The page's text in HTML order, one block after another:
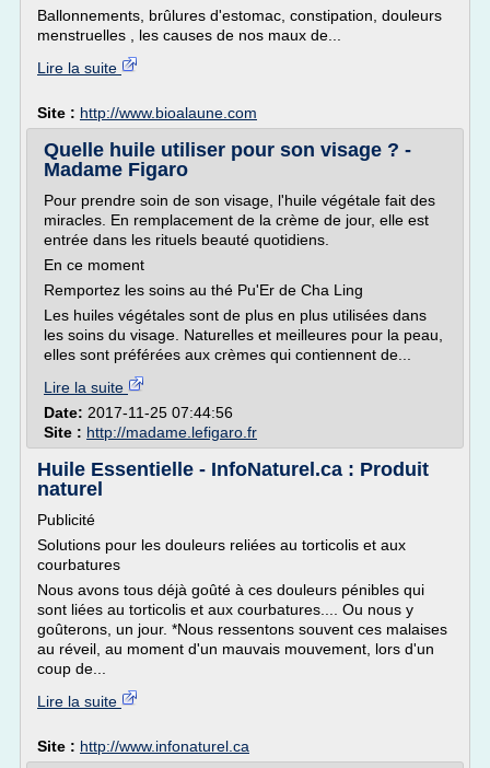
Ballonnements, brûlures d'estomac, constipation, douleurs
menstruelles , les causes de nos maux de...
Lire la suite
Site : http://www.bioalaune.com
Quelle huile utiliser pour son visage ? -
Madame Figaro
Pour prendre soin de son visage, l'huile végétale fait des
miracles. En remplacement de la crème de jour, elle est
entrée dans les rituels beauté quotidiens.
En ce moment
Remportez les soins au thé Pu'Er de Cha Ling
Les huiles végétales sont de plus en plus utilisées dans
les soins du visage. Naturelles et meilleures pour la peau,
elles sont préférées aux crèmes qui contiennent de...
Lire la suite
Date: 2017-11-25 07:44:56
Site : http://madame.lefigaro.fr
Huile Essentielle - InfoNaturel.ca : Produit
naturel
Publicité
Solutions pour les douleurs reliées au torticolis et aux
courbatures
Nous avons tous déjà goûté à ces douleurs pénibles qui
sont liées au torticolis et aux courbatures.... Ou nous y
goûterons, un jour. *Nous ressentons souvent ces malaises
au réveil, au moment d'un mauvais mouvement, lors d'un
coup de...
Lire la suite
Site : http://www.infonaturel.ca